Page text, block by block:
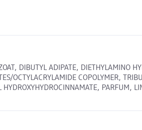
DIBUTYL ADIPATE, DIETHYLAMINO
OCTYLACRYLAMIDE COPOLYMER,
HYDROXYHYDROCINNAMATE,